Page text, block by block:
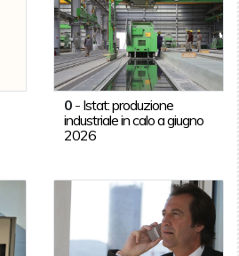
0 - Istat: produzione
industriale in calo a giugno
2026